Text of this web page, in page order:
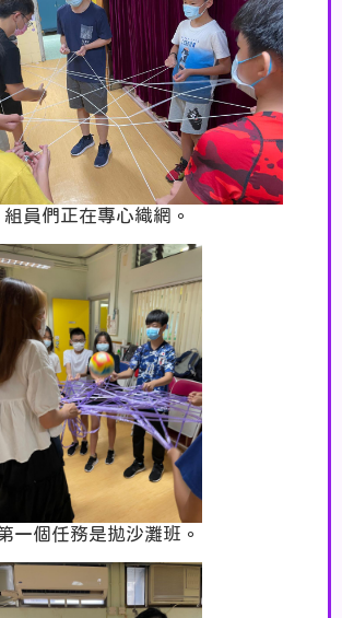
組員們正在專心織網。
一個任務是拋沙灘班。